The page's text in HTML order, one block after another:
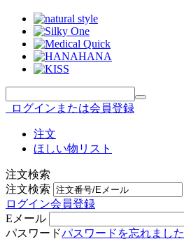
ログインまたは会員登録
注文
ほしい物リスト
注文検索
注文検索
ログイン会員登録
Eメール
パスワードパスワードを忘れました